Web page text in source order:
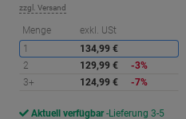
sparen
zzgl. Versand
Menge exkl. USt
1
134,99 €
2
129,99 €
-3%
3+
124,99 € -7%
Aktuell verfügbar Lieferung 3-5